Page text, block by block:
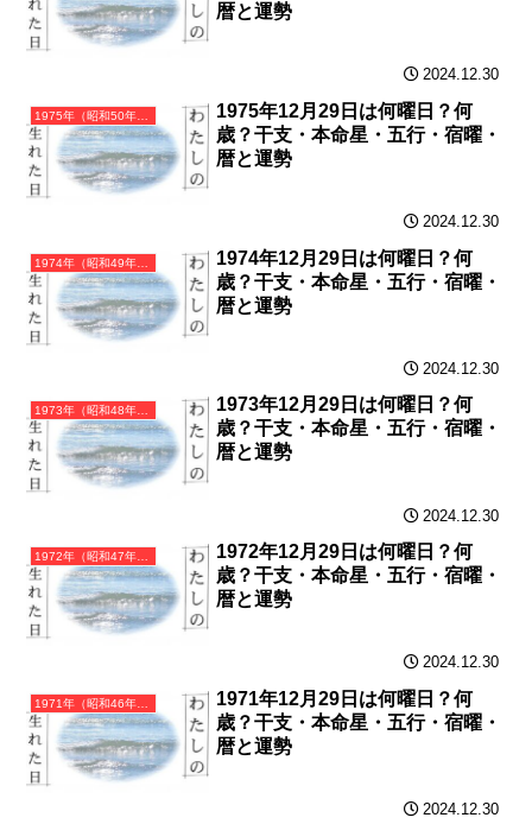
暦と運勢
2024.12.30
1975年（昭和50年）乙卯（きのとう）・卯年（うさぎ年）カレンダー（月曜はじまり）
1975年12月29日は何曜日？何
歳？干支・本命星・五行・宿曜・
暦と運勢
2024.12.30
1974年（昭和49年）甲寅（きのえとら）・寅年（とら年）カレンダー（月曜はじまり）
1974年12月29日は何曜日？何
歳？干支・本命星・五行・宿曜・
暦と運勢
2024.12.30
1973年（昭和48年）癸丑（みずのとうし）・丑年（うし年）カレンダー（月曜はじまり）
1973年12月29日は何曜日？何
歳？干支・本命星・五行・宿曜・
暦と運勢
2024.12.30
1972年（昭和47年）壬子（みずのえね）・子年（ねずみ年）カレンダー（月曜はじまり）
1972年12月29日は何曜日？何
歳？干支・本命星・五行・宿曜・
暦と運勢
2024.12.30
1971年（昭和46年）辛亥（かのとい）・亥年（いのしし年）カレンダー（月曜はじまり）
1971年12月29日は何曜日？何
歳？干支・本命星・五行・宿曜・
暦と運勢
2024.12.30